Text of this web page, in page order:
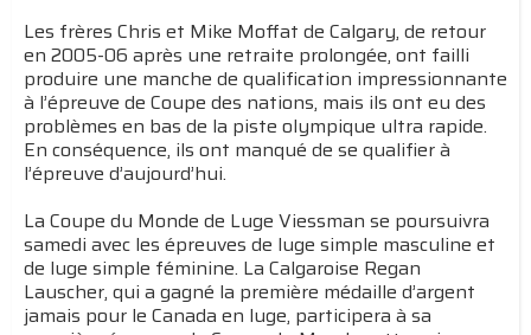
Les frères Chris et Mike Moffat de Calgary, de retour
en 2005-06 après une retraite prolongée, ont failli
produire une manche de qualification impressionnante
à l’épreuve de Coupe des nations, mais ils ont eu des
problèmes en bas de la piste olympique ultra rapide.
En conséquence, ils ont manqué de se qualifier à
l’épreuve d’aujourd’hui.
La Coupe du Monde de Luge Viessman se poursuivra
samedi avec les épreuves de luge simple masculine et
de luge simple féminine. La Calgaroise Regan
Lauscher, qui a gagné la première médaille d’argent
jamais pour le Canada en luge, participera à sa